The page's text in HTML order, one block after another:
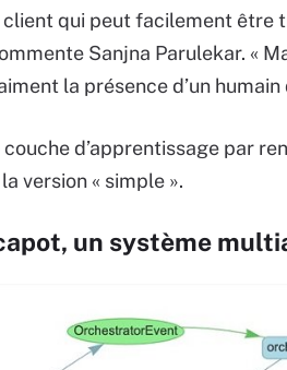
client qui peut facilement être
Sanjna Parulekar. «
la présence d’un humain
d’apprentissage par
version « simple ».
un système